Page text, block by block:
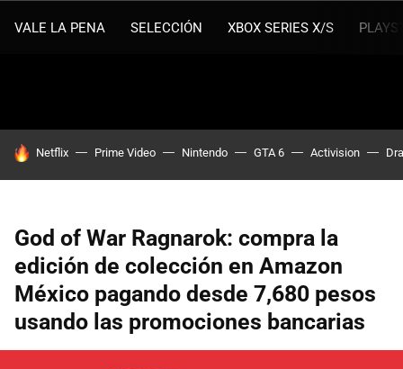
VALE LA PENA SELECCIÓN XBOX SERIES X/S
HOY SE HABLA DE
Netflix Prime Video Nintendo GTA 6 Activision
God of War Ragnarok: compra la
edición de colección en Amazon
México pagando desde 7,680 pesos
usando las promociones bancarias